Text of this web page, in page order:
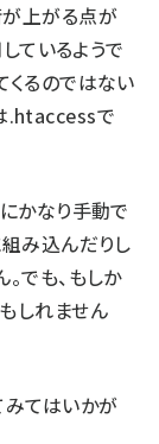
上がる点が
しているようで
くるのではない
.htaccessで
かなり手動で
み込んだりし
でも、もしか
しれません
みてはいかが